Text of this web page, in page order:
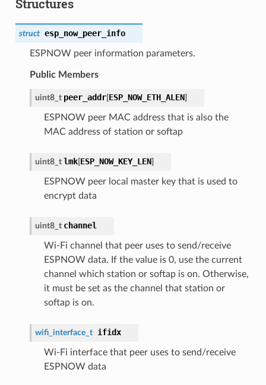
Structures
struct esp_now_peer_info
ESPNOW peer information parameters.
Public Members
uint8_t peer_addr[ESP_NOW_ETH_ALEN]
ESPNOW peer MAC address that is also the
MAC address of station or softap
uint8_t lmk[ESP_NOW_KEY_LEN]
ESPNOW peer local master key that is used to
encrypt data
uint8_t channel
Wi-Fi channel that peer uses to send/receive
ESPNOW data. If the value is 0, use the current
channel which station or softap is on. Otherwise,
it must be set as the channel that station or
softap is on.
wifi_interface_t ifidx
Wi-Fi interface that peer uses to send/receive
ESPNOW data